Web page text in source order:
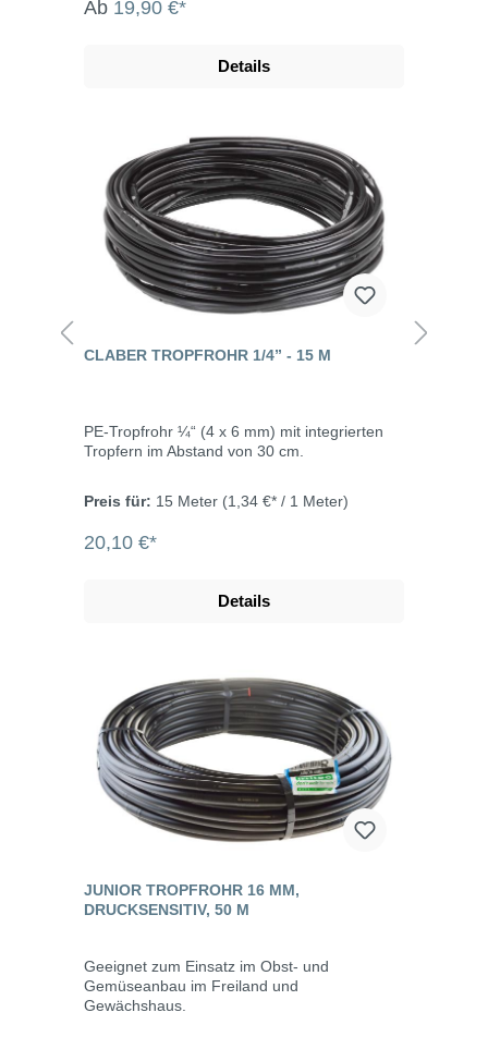
Ab 19,90 €*
Details
CLABER TROPFROHR 1/4” - 15 M
PE-Tropfrohr ¼“ (4 x 6 mm) mit integrierten
Tropfern im Abstand von 30 cm.
Preis für: 15 Meter (1,34 €* / 1 Meter)
20,10 €*
Details
JUNIOR TROPFROHR 16 MM,
DRUCKSENSITIV, 50 M
Geeignet zum Einsatz im Obst- und
Gemüseanbau im Freiland und
Gewächshaus.